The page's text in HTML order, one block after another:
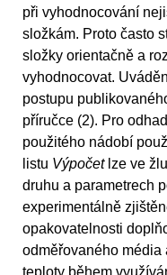
při vyhodnocování
složkám. Proto často
složky orientačně a
vyhodnocovat.
postupu
příručce (2). Pro
použitého nádobí
listu Výpočetlze ve
druhu a parametrech
experimentálně
opakovatelnosti
odměřovaného
teploty během